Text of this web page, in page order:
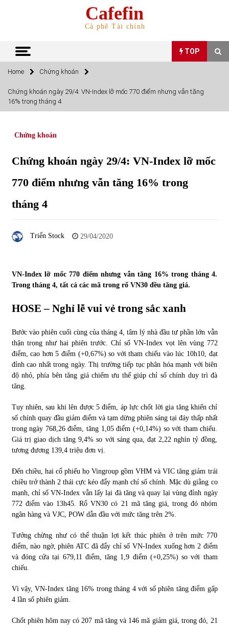
Cafefin
Cà phê Tài chính
TOP
TOP
5/2022
31/05/2022
Bất ổn từ các cuộc đấu giá đất ở Thanh Hoá
31/05/2022
S&P Ratings cập nhật xếp hạng tín nhiệm của
Vietcombank và Eximbank
31/05/2022
Chứng khoán ngày 30/5/2022: Top 10 cổ phiếu nổi bật
31/05/2022
vốn hóa
09/11/2021
13/10/2021
Top 10 xe bán chạy nhất tháng 9/2021
Home Chứng khoán
Chứng khoán ngày 29/4: VN-Index lỡ mốc 770 điểm nhưng vẫn tăng
16% trong tháng 4
Chứng khoán
Chứng khoán ngày 29/4: VN-Index lỡ mốc
770 điểm nhưng vẫn tăng 16% trong
tháng 4
Triển Stock 29/04/2020
VN-Index lỡ mốc 770 điểm nhưng vẫn tăng 16% trong tháng 4.
Trong tháng 4, tất cả các mã trong rổ VN30 đều tăng giá.
HOSE – Nghỉ lễ vui vẻ trong sắc xanh
Bước vào phiên cuối cùng của tháng 4, tâm lý nhà đầu tư phần lớn vẫn
thận trọng như hai phiên trước. Chỉ số VN-Index vọt lên vùng 772
điểm, cao hơn 5 điểm (+0,67%) so với tham chiếu vào lúc 10h10, đạt
đỉnh cao nhất trong ngày. Thị trường tiếp tục phân hóa mạnh với biên
độ nhỏ, phía bên tăng giá chiếm ưu thế giúp chỉ số chính duy trì đà
tăng.
Tuy nhiên, sau khi lên được 5 điểm, áp lực chốt lời gia tăng khiến chỉ
số chính quay đầu giảm điểm và tạm dừng phiên sáng tại đáy thấp nhất
trong ngày 768,26 điểm, tăng 1,05 điểm (+0,14%) so với tham chiếu.
Giá trị giao dịch tăng 9,4% so với sáng qua, đạt 2,22 nghìn tỷ đồng,
tương đương 139,4 triệu đơn vị.
Đến chiều, hai cổ phiếu họ Vingroup gồm VHM và VIC tăng giảm trái
chiều trở thành 2 thái cực kéo đẩy mạnh chỉ số chính. Mặc dù giằng co
mạnh, chỉ số VN-Index vẫn lấy lại đà tăng và quay lại vùng đỉnh ngày
772 điểm vào 13h45. Rổ VN30 có 21 mã tăng giá, trong đó nhóm
ngân hàng và VJC, POW dẫn đầu với mức tăng trên 2%.
Tưởng chừng như có thể thuận lợi kết thúc phiên ở trên mức 770
điểm, nào ngờ, phiên ATC đã đẩy chỉ số VN-Index xuống hơn 2 điểm
và đóng cửa tại 679,11 điểm, tăng 1,9 điểm (+0,25%) so với tham
chiếu.
Vì vậy, VN-Index tăng 16% trong tháng 4 với số phiên tăng điểm gấp
4 lần số phiên giảm.
Chốt phiên hôm nay có 207 mã tăng và 146 mã giảm giá, trong đó, 21